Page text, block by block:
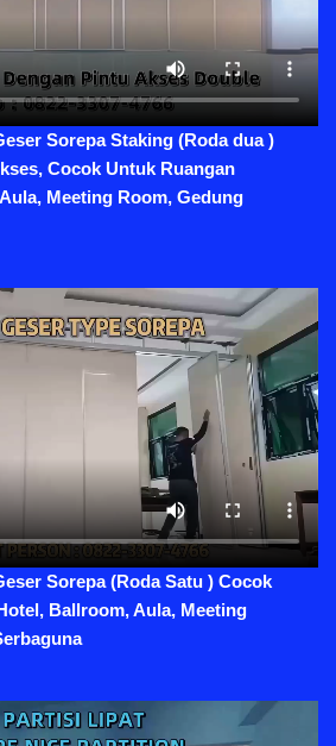
Sorepa Staking (Roda dua )
Cocok Untuk Ruangan
Meeting Room, Gedung
Sorepa (Roda Satu ) Cocok
Ballroom, Aula, Meeting